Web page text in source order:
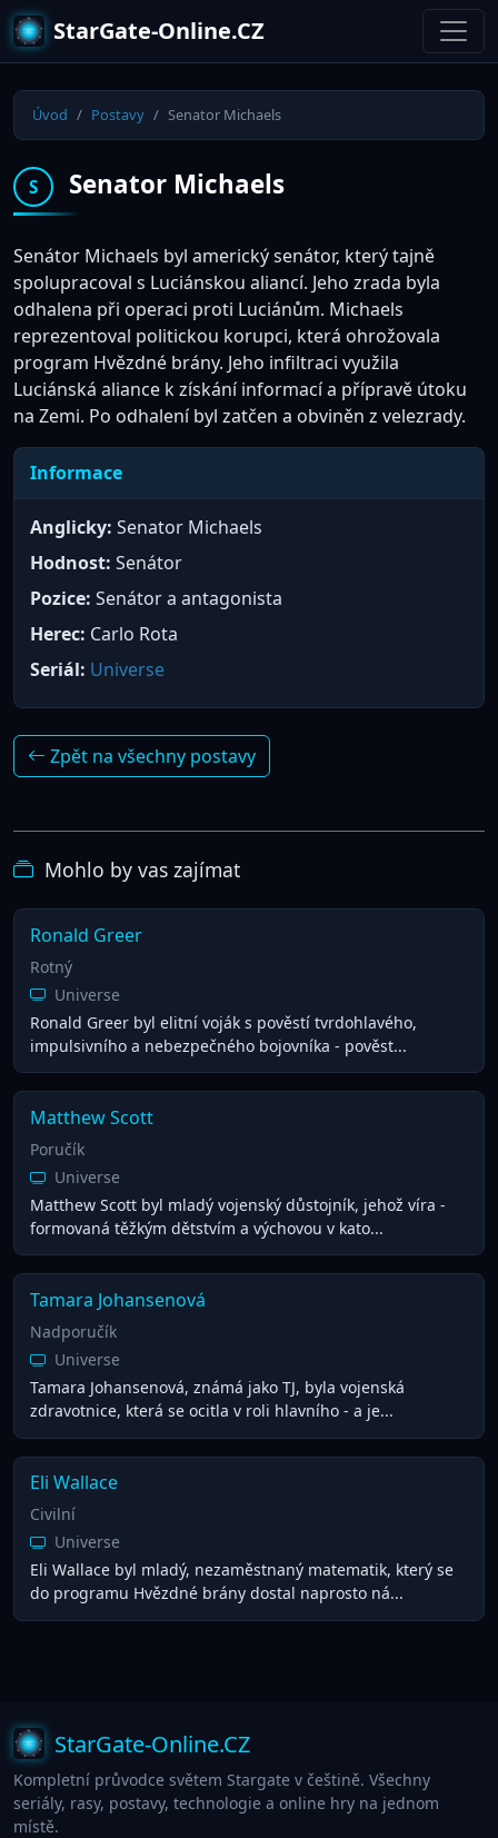
StarGate-Online.CZ
Úvod Postavy Senator Michaels
S Senator Michaels
Senátor Michaels byl americký senátor, který tajně
spolupracoval s Luciánskou aliancí. Jeho zrada byla
odhalena při operaci proti Luciánům. Michaels
reprezentoval politickou korupci, která ohrožovala
program Hvězdné brány. Jeho infiltraci využila
Luciánská aliance k získání informací a přípravě útoku
na Zemi. Po odhalení byl zatčen a obviněn z velezrady.
Informace
Anglicky: Senator Michaels
Hodnost: Senátor
Pozice: Senátor a antagonista
Herec: Carlo Rota
Seriál: Universe
Zpět na všechny postavy
Mohlo by vas zajímat
Ronald Greer
Rotný
Universe
Ronald Greer byl elitní voják s pověstí tvrdohlavého,
impulsivního a nebezpečného bojovníka - pověst...
Matthew Scott
Poručík
Universe
Matthew Scott byl mladý vojenský důstojník, jehož víra -
formovaná těžkým dětstvím a výchovou v kato...
Tamara Johansenová
Nadporučík
Universe
Tamara Johansenová, známá jako TJ, byla vojenská
zdravotnice, která se ocitla v roli hlavního - a je...
Eli Wallace
Civilní
Universe
Eli Wallace byl mladý, nezaměstnaný matematik, který se
do programu Hvězdné brány dostal naprosto ná...
StarGate-Online.CZ
Kompletní průvodce světem Stargate v češtině. Všechny
seriály, rasy, postavy, technologie a online hry na jednom
místě.